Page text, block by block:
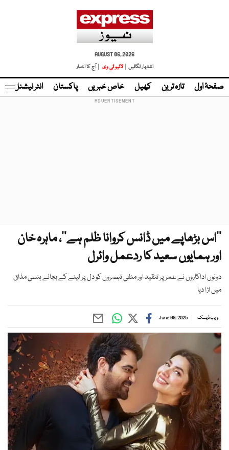
AUGUST 06, 2026
اشتہار لگائیں |
لائیو ٹی وی | آج کا اخبار
صفحۂ اول تازہ ترین کھیل خاص خبریں پاکستان انٹر نیشنل
’’اس بڑھاپے میں ڈانس کروانا ظلم ہے‘‘، ماہرہ خان
اور ہمایوں سعید کا ردعمل وائرل
دونوں اداکاروں نے عمر پر تنقید اور منفی تبصروں کو دل پر لینے کے بجائے ہنسی مذاق
میں اڑا دیا
ویب ڈیسک June 09, 2025